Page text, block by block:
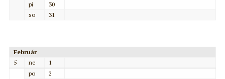
pi
30
so
31
Február
5
ne 1
po
2